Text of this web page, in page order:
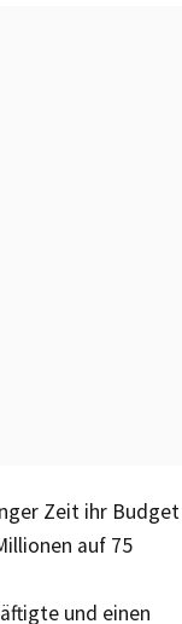
Zeit ihr Budget
auf 75
und einen